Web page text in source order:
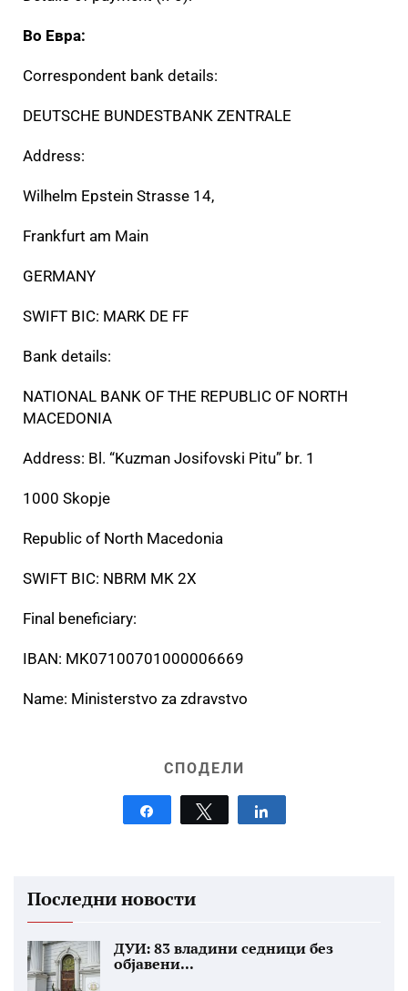
Во Евра:
Correspondent bank details:
DEUTSCHE BUNDESTBANK ZENTRALE
Address:
Wilhelm Epstein Strasse 14,
Frankfurt am Main
GERMANY
SWIFT BIC: MARK DE FF
Bank details:
NATIONAL BANK OF THE REPUBLIC OF NORTH
MACEDONIA
Address: Bl. “Kuzman Josifovski Pitu” br. 1
1000 Skopje
Republic of North Macedonia
SWIFT BIC: NBRM MK 2X
Final beneficiary:
IBAN: MK07100701000006669
Name: Ministerstvo za zdravstvo
СПОДЕЛИ
Tweet
Последни новости
ДУИ: 83 владини седници без
објавени...